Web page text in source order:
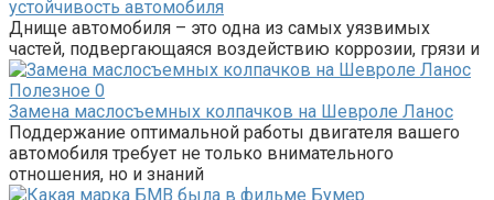
устойчивость автомобиля
Днище автомобиля – это одна из самых уязвимых
частей, подвергающаяся воздействию коррозии, грязи и
Полезное 0
Замена маслосъемных колпачков на Шевроле Ланос
Поддержание оптимальной работы двигателя вашего
автомобиля требует не только внимательного
отношения, но и знаний